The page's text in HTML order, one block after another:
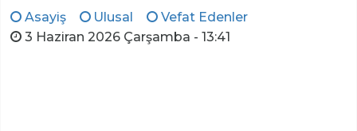
Asayiş Ulusal
Vefat Edenler
3 Haziran 2026 Çarşamba - 13:41